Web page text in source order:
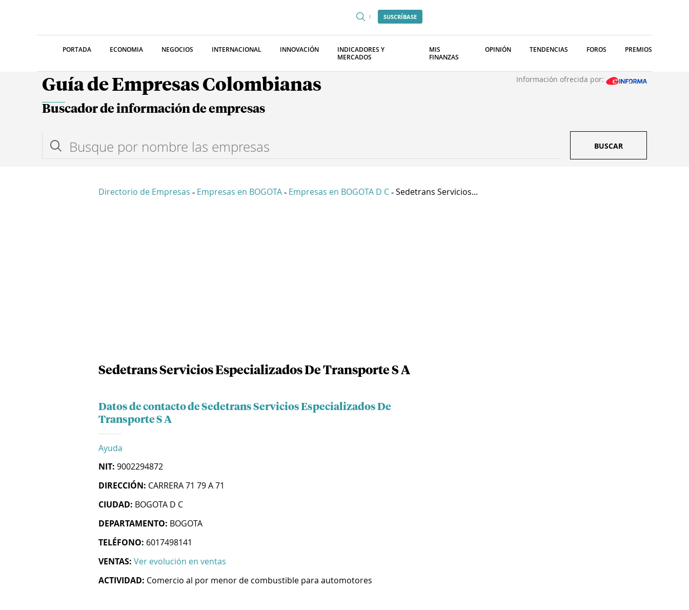
SUSCRÍBASE
PORTADA ECONOMIA NEGOCIOS INTERNACIONAL INNOVACIÓN
INDICADORES Y
MERCADOS
MIS
FINANZAS
OPINIÓN TENDENCIAS FOROS PREMIOS
Guía de Empresas Colombianas Información ofrecida por:
Buscador de información de empresas
BUSCAR
Directorio de Empresas - Empresas en BOGOTA - Empresas en BOGOTA D C - Sedetrans Servicios...
Sedetrans Servicios Especializados De Transporte S A
Datos de contacto de Sedetrans Servicios Especializados De
Transporte S A
Ayuda
NIT: 9002294872
DIRECCIÓN: CARRERA 71 79 A 71
CIUDAD: BOGOTA D C
DEPARTAMENTO: BOGOTA
TELÉFONO: 6017498141
VENTAS: Ver evolución en ventas
ACTIVIDAD: Comercio al por menor de combustible para automotores